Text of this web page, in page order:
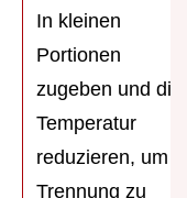
In kleinen
Portionen
zugeben und die
Temperatur
reduzieren, um
Trennung zu